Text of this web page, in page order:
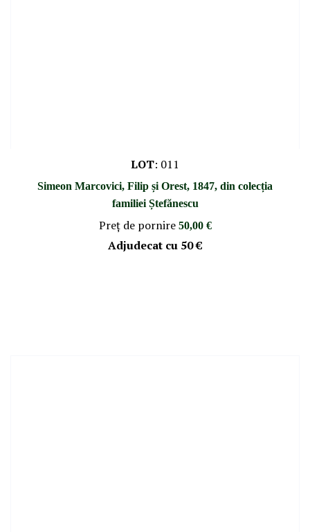
LOT: 011
Simeon Marcovici, Filip și Orest, 1847, din colecția
familiei Ștefănescu
Preţ de pornire 50,00 €
Adjudecat cu 50 €